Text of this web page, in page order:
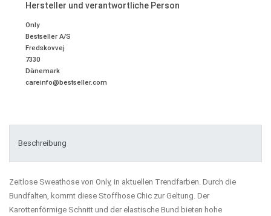
Hersteller und verantwortliche Person
Only
Bestseller A/S
Fredskovvej
7330
Dänemark
careinfo@bestseller.com
Beschreibung
Zeitlose Sweathose von Only, in aktuellen Trendfarben. Durch die
Bundfalten, kommt diese Stoffhose Chic zur Geltung. Der
Karottenförmige Schnitt und der elastische Bund bieten hohe